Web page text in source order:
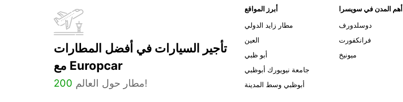
تأجير السيارات في أفضل المطارات
مع Europcar
200 مطار حول العالم!
أبرز المواقع
مطار زايد الدولي
العين
أبو ظبي
جامعة نيويورك أبوظبي
أبوظبي وسط المدينة
أهم المدن في سويسرا
دوسلدورف
فرانكفورت
ميونيخ